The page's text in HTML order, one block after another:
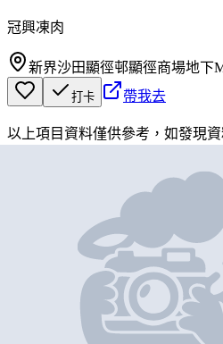
冠興凍肉
新界沙田顯徑邨顯徑商場地下
打卡 帶我去
以上項目資料僅供參考，如發現
冠興凍肉